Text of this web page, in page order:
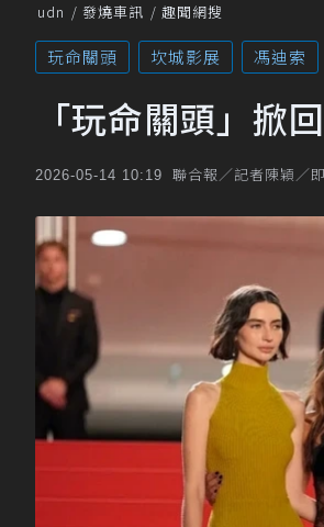
udn 發燒車訊 趣聞網搜
玩命關頭 坎城影展 馮迪索
「玩命關頭」
2026-05-14 10:19 聯合報／記者陳穎／